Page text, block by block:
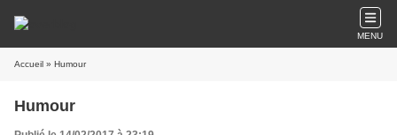
MENU
Accueil » Humour
Humour